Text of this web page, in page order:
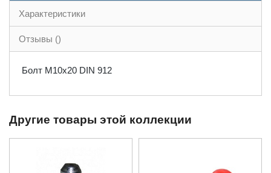
Характеристики
Отзывы ()
Болт М10x20 DIN 912
Другие товары этой коллекции